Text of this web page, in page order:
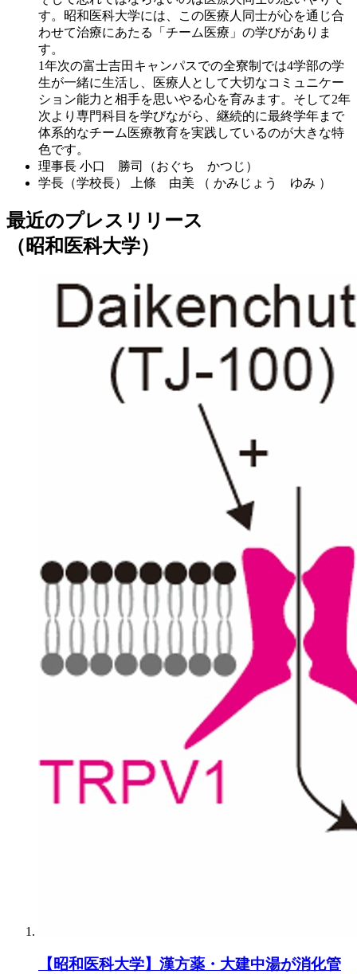
す。昭和医科大学には、この医療人同士が心を通じ合
わせて治療にあたる「チーム医療」の学びがありま
す。
1年次の富士吉田キャンパスでの全寮制では4学部の学
生が一緒に生活し、医療人として大切なコミュニケー
ション能力と相手を思いやる心を育みます。そして2年
次より専門科目を学びながら、継続的に最終学年まで
体系的なチーム医療教育を実践しているのが大きな特
色です。
理事長 小口 勝司（おぐち かつじ）
学長（学校長）
上條 由美 （ かみじょう ゆみ ）
最近のプレスリリース
（昭和医科大学）
【昭和医科大学】漢方薬・大建中湯が消化管